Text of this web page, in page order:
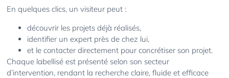
En quelques clics, un visiteur peut :
découvrir les projets déjà réalisés,
identifier un expert près de chez lui,
et le contacter directement pour concrétiser son projet.
Chaque labellisé est présenté selon son secteur
d’intervention, rendant la recherche claire, fluide et efficace